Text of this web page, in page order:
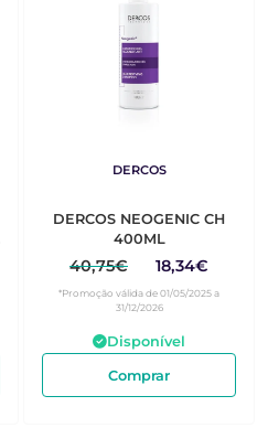
DERCOS
DERCOS NEOGENIC CH
400ML
40,75€ 18,34€
*Promoção válida de 01/05/2025 a
31/12/2026
Disponível
Comprar